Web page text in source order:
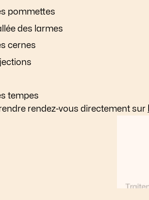
pommettes
des larmes
cernes
tempes
rendez-vous directement sur